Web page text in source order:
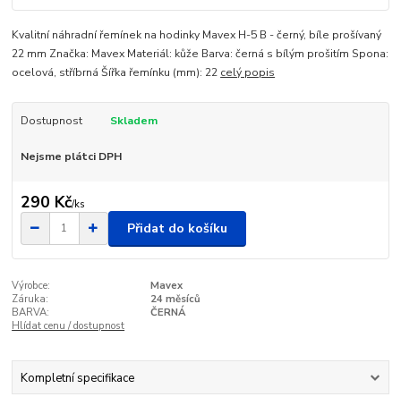
Kvalitní náhradní řemínek na hodinky Mavex H-5 B - černý, bíle prošívaný
22 mm Značka: Mavex Materiál: kůže Barva: černá s bílým prošitím Spona:
ocelová, stříbrná Šířka řemínku (mm): 22 celý popis
Dostupnost Skladem
Nejsme plátci DPH
290 Kč/ks
Přidat do košíku
Výrobce:
Mavex
Záruka:
24 měsíců
BARVA:
ČERNÁ
Hlídat cenu / dostupnost
Kompletní specifikace